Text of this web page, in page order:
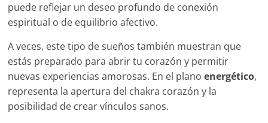
puede reflejar un deseo profundo de conexión
espiritual o de equilibrio afectivo.
A veces, este tipo de sueños también muestran que
estás preparado para abrir tu corazón y permitir
nuevas experiencias amorosas. En el planoenergético,
representa la apertura del chakra corazón y la
posibilidad de crear vínculos sanos.